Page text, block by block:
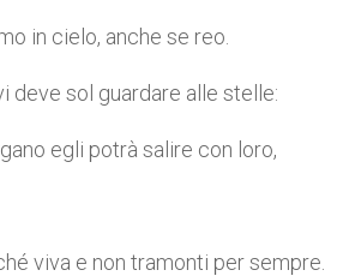
in cielo, anche se reo.
deve sol guardare alle stelle:
egli potrà salire con loro,
viva e non tramonti per sempre.